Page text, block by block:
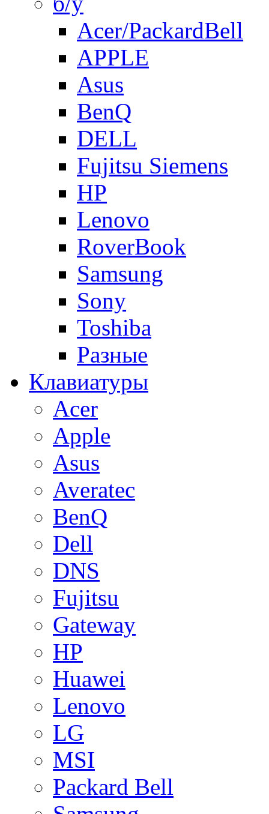
Acer/PackardBell
APPLE
Asus
BenQ
DELL
Fujitsu Siemens
HP
Lenovo
RoverBook
Samsung
Sony
Toshiba
Разные
Клавиатуры
Acer
Apple
Asus
Averatec
BenQ
Dell
DNS
Fujitsu
Gateway
HP
Huawei
Lenovo
LG
MSI
Packard Bell